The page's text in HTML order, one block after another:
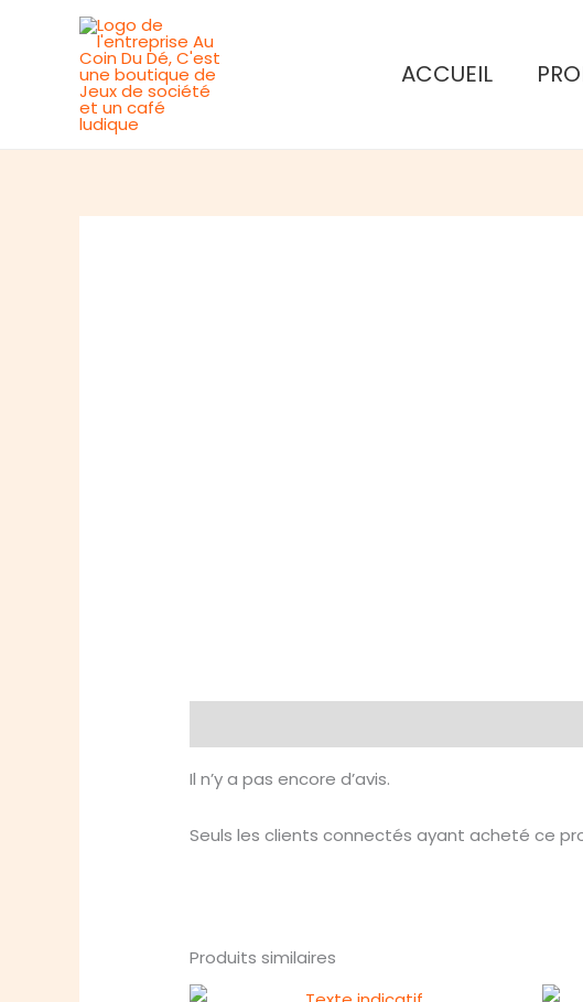
ACCUEIL
Il n’y a pas encore d’avis.
Seuls les clients connectés ayant acheté ce
Produits similaires